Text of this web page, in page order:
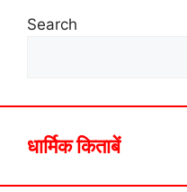
Search
धार्मिक किताबें